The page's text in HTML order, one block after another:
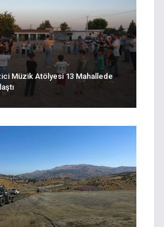
Müzik Atölyesi 13 Mahallede